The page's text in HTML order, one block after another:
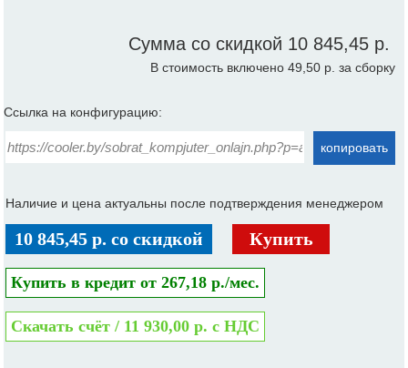
Сумма со скидкой 10 845,45 р.
В стоимость включено 49,50 р. за сборку
Ссылка на конфигурацию:
копировать
Наличие и цена актуальны после подтверждения менеджером
10 845,45 р. со скидкой Купить
Купить в кредит от 267,18 р./мес.
Скачать счёт / 11 930,00 р. с НДС